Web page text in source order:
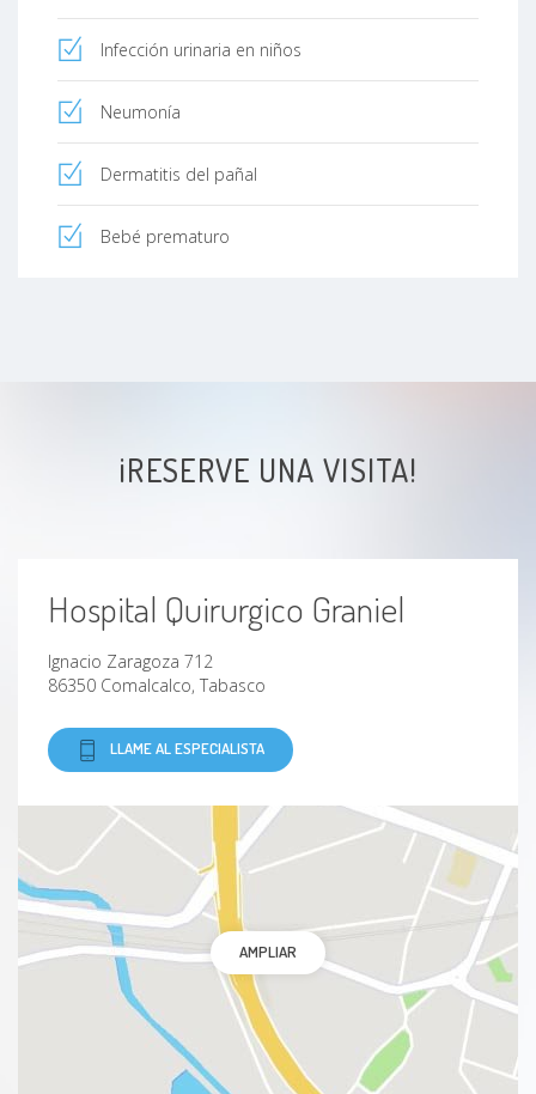
Infección urinaria en niños
Neumonía
Dermatitis del pañal
Bebé prematuro
¡RESERVE UNA VISITA!
Hospital Quirurgico Graniel
Ignacio Zaragoza 712
86350 Comalcalco, Tabasco
LLAME AL ESPECIALISTA
AMPLIAR